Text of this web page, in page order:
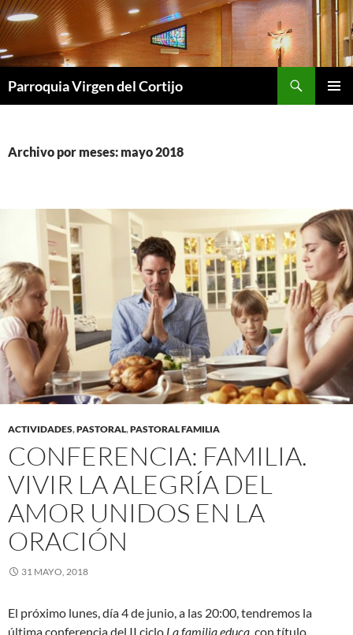
Saltar
al
contenido
Parroquia Virgen del Cortijo
Archivo por meses: mayo 2018
ACTIVIDADES,PASTORAL,PASTORAL FAMILIA
CONFERENCIA: FAMILIA.
VIVIR LA ALEGRÍA DEL
AMOR UNIDOS EN LA
ORACIÓN
31 MAYO, 2018
El próximo lunes, día 4 de junio, a las 20:00, tendremos la
última conferencia del II ciclo La familia educa, con título